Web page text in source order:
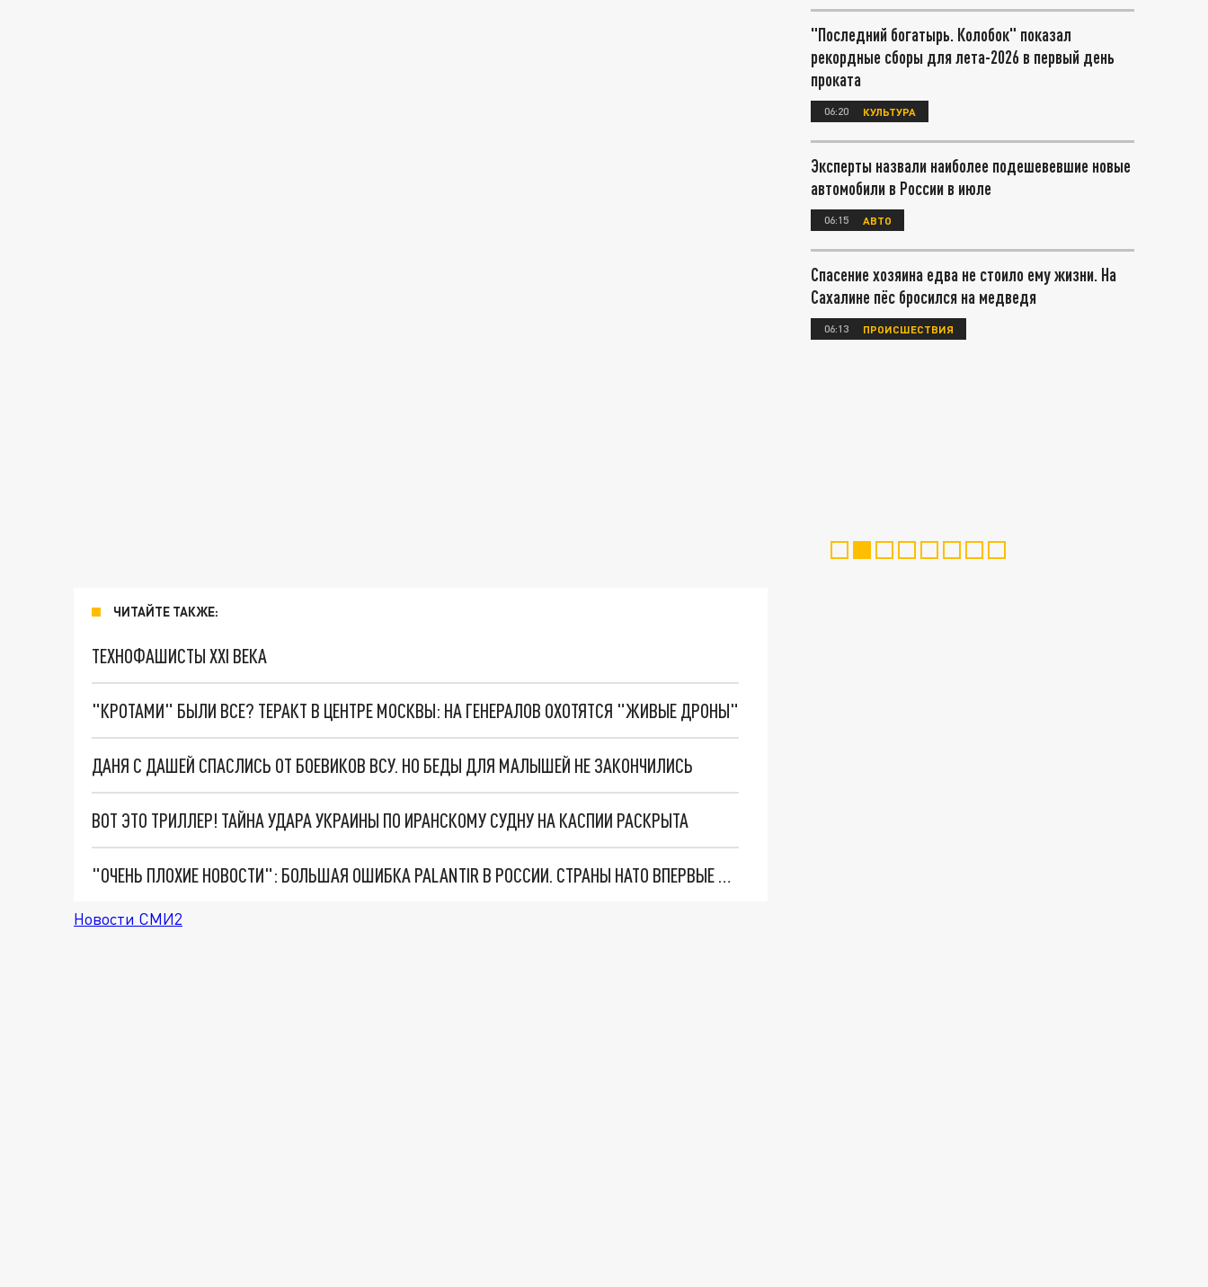
ЧИТАЙТЕ ТАКЖЕ:
ТЕХНОФАШИСТЫ XXI ВЕКА
"КРОТАМИ" БЫЛИ ВСЕ? ТЕРАКТ В ЦЕНТРЕ МОСКВЫ: НА ГЕНЕРАЛОВ ОХОТЯТСЯ "ЖИВЫЕ ДРОНЫ"
ДАНЯ С ДАШЕЙ СПАСЛИСЬ ОТ БОЕВИКОВ ВСУ. НО БЕДЫ ДЛЯ МАЛЫШЕЙ НЕ ЗАКОНЧИЛИСЬ
ВОТ ЭТО ТРИЛЛЕР! ТАЙНА УДАРА УКРАИНЫ ПО ИРАНСКОМУ СУДНУ НА КАСПИИ РАСКРЫТА
"ОЧЕНЬ ПЛОХИЕ НОВОСТИ": БОЛЬШАЯ ОШИБКА PALANTIR В РОССИИ. СТРАНЫ НАТО ВПЕРВЫЕ ЗА СВО ОСТАНОВИЛИ ПОСТАВКИ ОРУЖИЯ. ВСУ ТЕРЯЮТ ПРИГРАНИЧЬЕ?
Новости СМИ2
"Последний богатырь. Колобок" показал
рекордные сборы для лета-2026 в первый день
проката
06:20 КУЛЬТУРА
Эксперты назвали наиболее подешевевшие новые
автомобили в России в июле
06:15 АВТО
Спасение хозяина едва не стоило ему жизни. На
Сахалине пёс бросился на медведя
06:13 ПРОИСШЕСТВИЯ